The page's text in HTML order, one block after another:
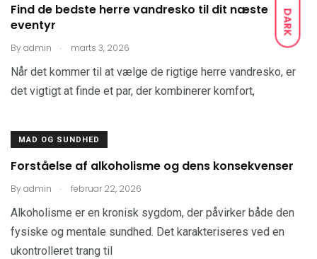
DARK
Find de bedste herre vandresko til dit næste
eventyr
Byadmin . marts 3, 2026
Når det kommer til at vælge de rigtige herre vandresko, er
det vigtigt at finde et par, der kombinerer komfort,
MAD OG SUNDHED
Forståelse af alkoholisme og dens konsekvenser
Byadmin . februar 22, 2026
Alkoholisme er en kronisk sygdom, der påvirker både den
fysiske og mentale sundhed. Det karakteriseres ved en
ukontrolleret trang til